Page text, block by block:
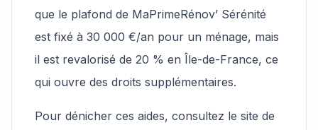
que le plafond de MaPrimeRénov’ Sérénité
est fixé à 30 000 €/an pour un ménage, mais
il est revalorisé de 20 % en Île-de-France, ce
qui ouvre des droits supplémentaires.
Pour dénicher ces aides, consultez le site de